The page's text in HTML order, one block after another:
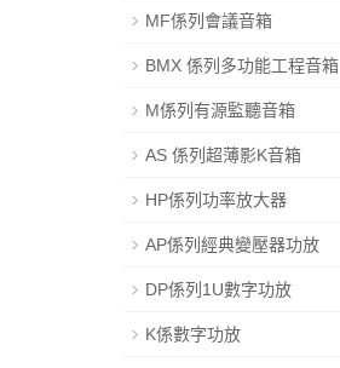
MF係列會議音箱
BMX 係列多功能工程音箱
M係列有源監聽音箱
AS 係列超薄影K音箱
HP係列功率放大器
AP係列經典變壓器功放
DP係列1U數字功放
K係數字功放